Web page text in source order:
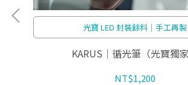
光寶 LED 封裝餘料｜手工再製
KARUS｜循光筆（光寶獨家
NT$1,200